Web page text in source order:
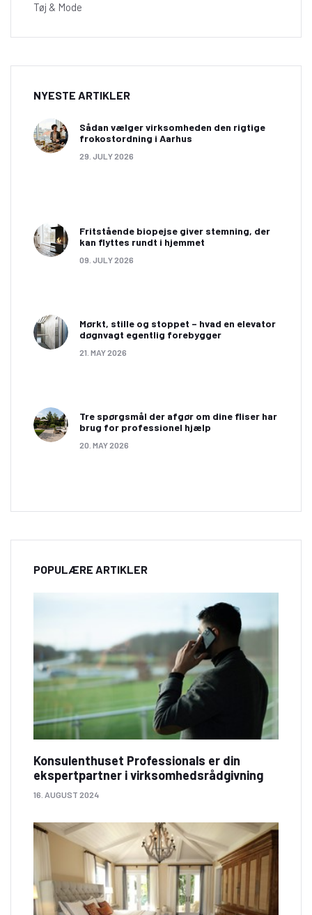
Tøj & Mode
NYESTE ARTIKLER
Sådan vælger virksomheden den rigtige
frokostordning i Aarhus
29. JULY 2026
Fritstående biopejse giver stemning, der
kan flyttes rundt i hjemmet
09. JULY 2026
Mørkt, stille og stoppet – hvad en elevator
døgnvagt egentlig forebygger
21. MAY 2026
Tre spørgsmål der afgør om dine fliser har
brug for professionel hjælp
20. MAY 2026
POPULÆRE ARTIKLER
Konsulenthuset Professionals er din
ekspertpartner i virksomhedsrådgivning
16. AUGUST 2024